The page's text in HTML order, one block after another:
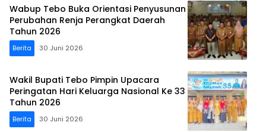
Wabup Tebo Buka Orientasi Penyusunan
Perubahan Renja Perangkat Daerah
Tahun 2026
Berita 30 Juni 2026
Wakil Bupati Tebo Pimpin Upacara
Peringatan Hari Keluarga Nasional Ke 33
Tahun 2026
Berita 30 Juni 2026